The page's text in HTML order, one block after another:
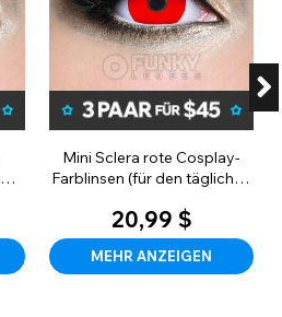
Mini Sclera rote Cosplay-
Farblinsen (für den täglichen
20,99 $
MEHR ANZEIGEN